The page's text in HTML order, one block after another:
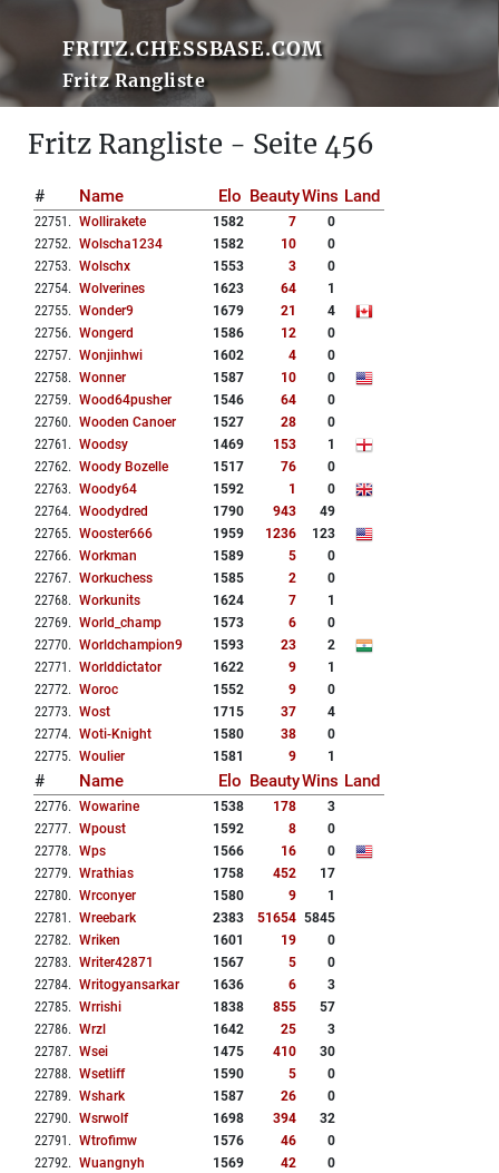
FRITZ.CHESSBASE.COM
Fritz Rangliste
Fritz Rangliste - Seite 456
# Name Elo BeautyWins Land
22751 . Wollirakete 1582 7
0
22752. Wolscha1234 1582 10
0
22753. Wolschx 1553 3
0
22754. Wolverines 1623 64
1
22755. Wonder9 1679 21
4
22756. Wongerd 1586 12
0
22757. Wonjinhwi 1602 4
0
22758. Wonner 1587 10
0
22759. Wood64pusher 1546 64
0
22760. Wooden Canoer 1527 28
0
22761 . Woodsy 1469 153
1
22762. Woody Bozelle 1517 76
0
22763. Woody64 1592 1
0
22764. Woodydred 1790 943
49
22765. Wooster666 1959 1236
123
22766. Workman 1589 5
0
22767. Workuchess 1585 2
0
22768. Workunits 1624 7
1
22769. World_champ 1573 6
0
22770. Worldchampion9 1593 23
2
22771 . Worlddictator 1622 9
1
22772. Woroc 1552 9
0
22773. Wost 1715 37
4
22774. Woti-Knight 1580 38
0
22775. Woulier 1581 9 1
# Name Elo BeautyWins Land
22776. Wowarine 1538 178
3
22777. Wpoust 1592 8
0
22778. Wps 1566 16
0
22779. Wrathias 1758 452
17
22780. Wrconyer 1580 9
1
22781 . Wreebark 2383 51654 5845
22782. Wriken 1601 19
0
22783. Writer42871 1567 5
0
22784. Writogyansarkar 1636 6
3
22785. Wrrishi 1838 855
57
22786. Wrzl 1642 25
3
22787. Wsei 1475 410
30
22788. Wsetliff 1590 5
0
22789. Wshark 1587 26
0
22790. Wsrwolf 1698 394
32
22791 . Wtrofimw 1576 46
0
22792. Wuangnyh 1569 42
0